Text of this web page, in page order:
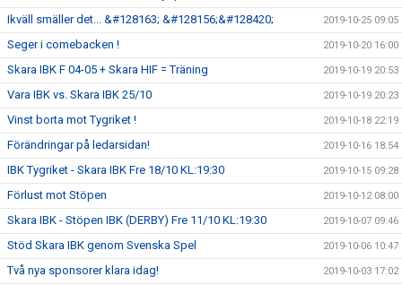
Ikväll smäller det... &#128163; &#128156;&#128420; 2019-10-25 09:05
Seger i comebacken ! 2019-10-20 16:00
Skara IBK F 04-05 + Skara HIF = Träning 2019-10-19 20:53
Vara IBK vs. Skara IBK 25/10 2019-10-19 20:23
Vinst borta mot Tygriket ! 2019-10-18 22:19
Förändringar på ledarsidan! 2019-10-16 18:54
IBK Tygriket - Skara IBK Fre 18/10 KL:19:30 2019-10-15 09:28
Förlust mot Stöpen 2019-10-12 08:00
Skara IBK - Stöpen IBK (DERBY) Fre 11/10 KL:19:30 2019-10-07 09:46
Stöd Skara IBK genom Svenska Spel 2019-10-06 10:47
Två nya sponsorer klara idag! 2019-10-03 17:02